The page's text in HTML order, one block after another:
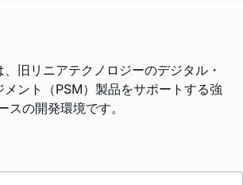
旧リニアテクノロジーのデジタル・
ント（PSM）製品をサポートする強
の開発環境です。